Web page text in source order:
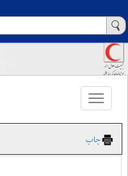
Toggle
navigation
چاپ